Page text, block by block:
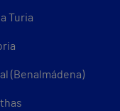
Turia
(Benalmádena)